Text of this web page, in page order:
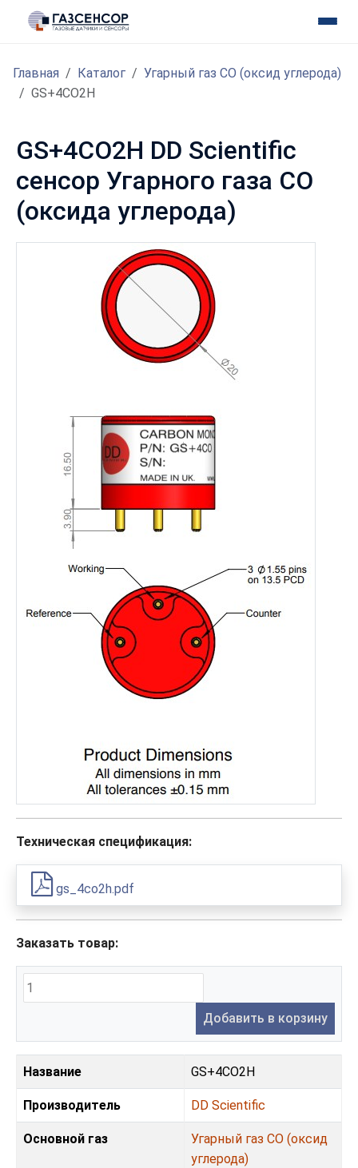
Главная Каталог
Угарный газ CO (оксид углерода)
GS+4CO2H
GS+4CO2H DD Scientific
сенсор Угарного газа CO
(оксида углерода)
Техническая спецификация:
gs_4co2h.pdf
Заказать товар:
Добавить в корзину
Название GS+4CO2H
Производитель DD Scientific
Основной газ
Угарный газ CO (оксид
углерода)